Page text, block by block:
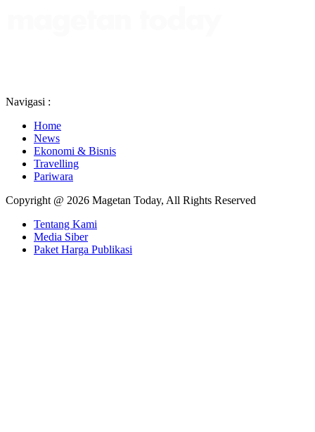
Navigasi :
Home
News
Ekonomi & Bisnis
Travelling
Pariwara
Copyright @ 2026 Magetan Today, All Rights Reserved
Tentang Kami
Media Siber
Paket Harga Publikasi